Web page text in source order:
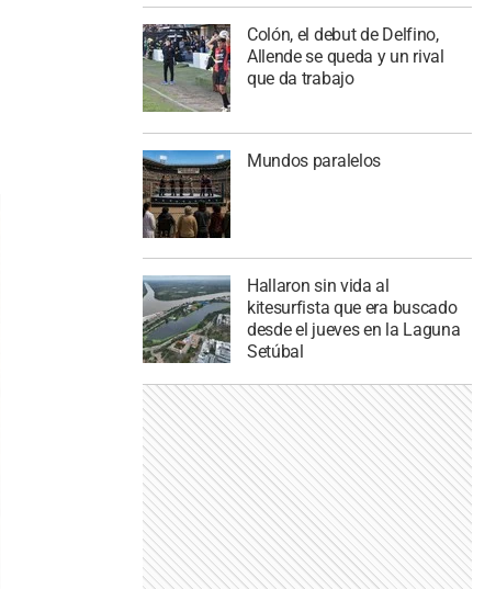
Colón, el debut de Delfino,
Allende se queda y un rival
que da trabajo
Mundos paralelos
Hallaron sin vida al
kitesurfista que era buscado
desde el jueves en la Laguna
Setúbal